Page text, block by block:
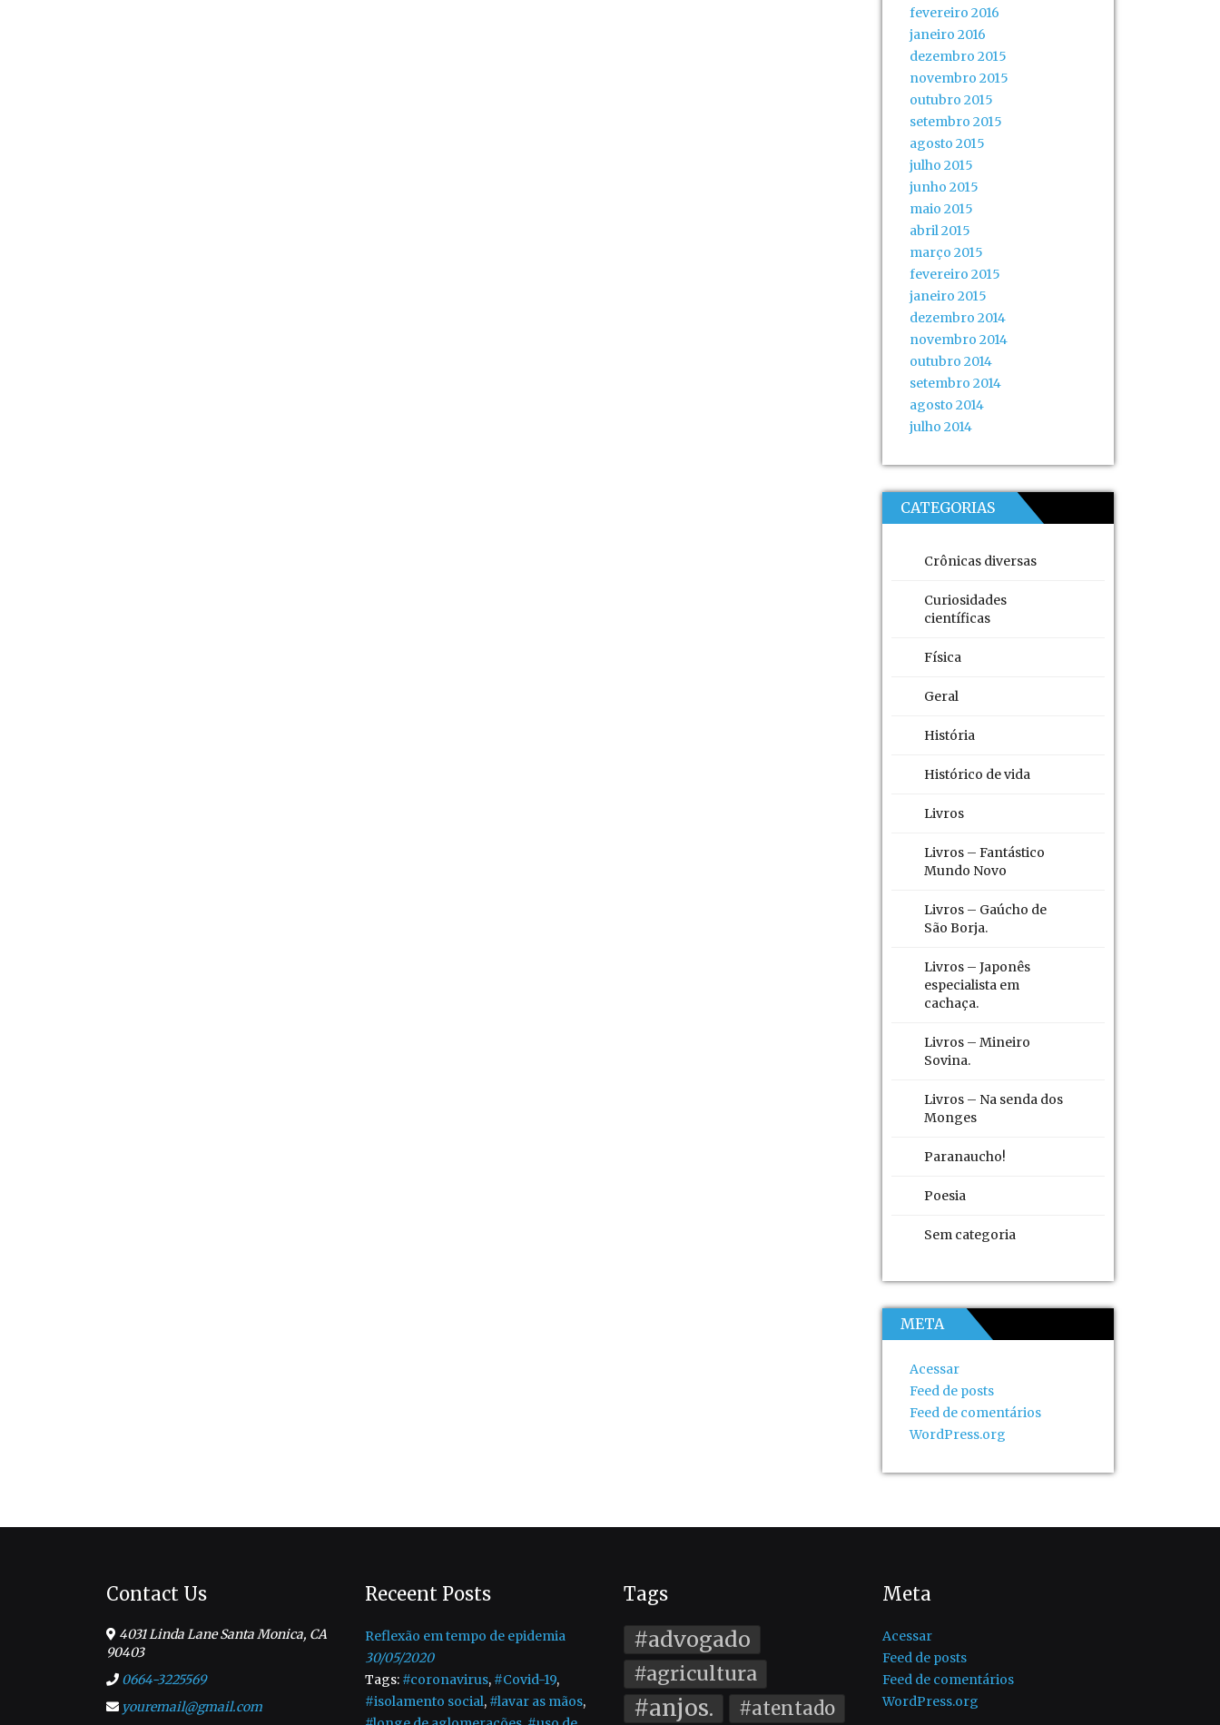
fevereiro 2016
janeiro 2016
dezembro 2015
novembro 2015
outubro 2015
setembro 2015
agosto 2015
julho 2015
junho 2015
maio 2015
abril 2015
março 2015
fevereiro 2015
janeiro 2015
dezembro 2014
novembro 2014
outubro 2014
setembro 2014
agosto 2014
julho 2014
CATEGORIAS
Crônicas diversas
Curiosidades
científicas
Física
Geral
História
Histórico de vida
Livros
Livros – Fantástico
Mundo Novo
Livros – Gaúcho de
São Borja.
Livros – Japonês
especialista em
cachaça.
Livros – Mineiro
Sovina.
Livros – Na senda dos
Monges
Paranaucho!
Poesia
Sem categoria
META
Acessar
Feed de posts
Feed de comentários
WordPress.org
Contact Us
4031 Linda Lane Santa Monica, CA
90403
0664-3225569
youremail@gmail.com
Receent Posts
Reflexão em tempo de epidemia
30/05/2020
Tags: #coronavirus, #Covid-19,
#isolamento social, #lavar as mãos,
Tags
#advogado
#agricultura
#anjos. #atentado
Meta
Acessar
Feed de posts
Feed de comentários
WordPress.org